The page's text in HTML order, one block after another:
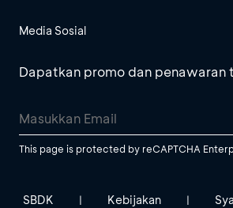
Media Sosial
Dapatkan promo dan penawaran
This page is protected by reCAPTCHA
SBDK | Kebijakan |